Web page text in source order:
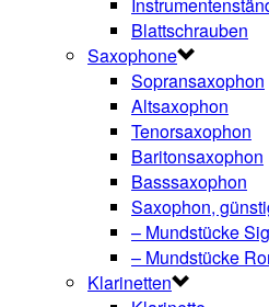
Blattschrauben
Saxophone
Sopransaxophon
Altsaxophon
Tenorsaxophon
Baritonsaxophon
Basssaxophon
Saxophon,
– Mundstücke
– Mundstücke
Klarinetten